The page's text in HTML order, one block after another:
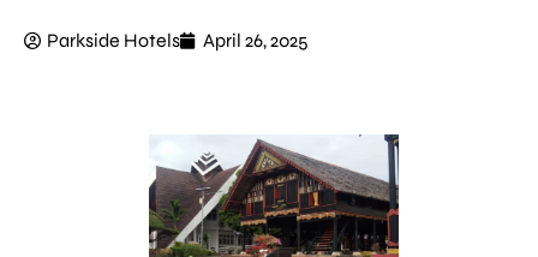
Parkside Hotels April 26, 2025